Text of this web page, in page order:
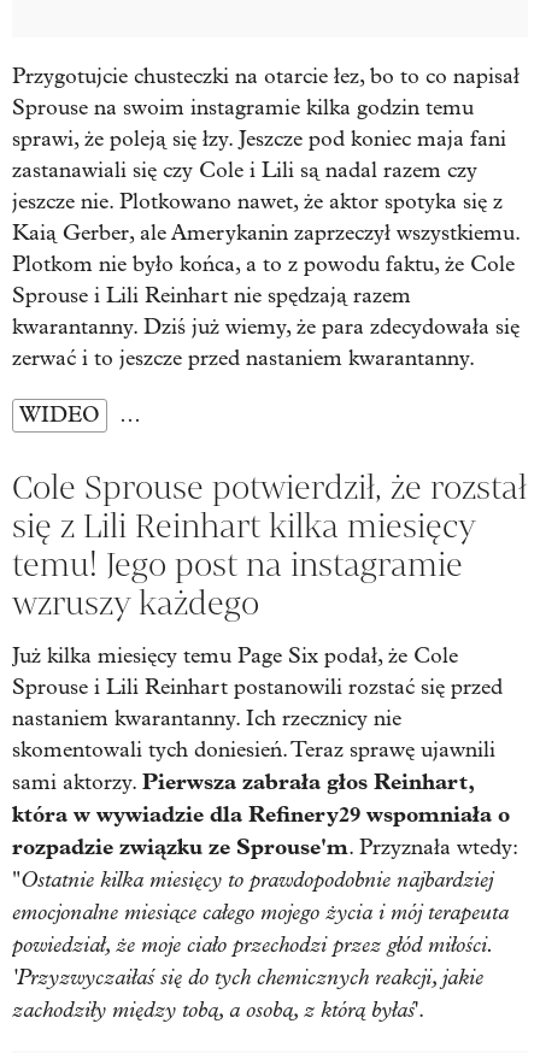
Przygotujcie chusteczki na otarcie łez, bo to co napisał
Sprouse na swoim instagramie kilka godzin temu
sprawi, że poleją się łzy. Jeszcze pod koniec maja fani
zastanawiali się czy Cole i Lili są nadal razem czy
jeszcze nie. Plotkowano nawet, że aktor spotyka się z
Kaią Gerber, ale Amerykanin zaprzeczył wszystkiemu.
Plotkom nie było końca, a to z powodu faktu, że Cole
Sprouse i Lili Reinhart nie spędzają razem
kwarantanny. Dziś już wiemy, że para zdecydowała się
zerwać i to jeszcze przed nastaniem kwarantanny.
WIDEO …
Cole Sprouse potwierdził, że rozstał
się z Lili Reinhart kilka miesięcy
temu! Jego post na instagramie
wzruszy każdego
Już kilka miesięcy temu Page Six podał, że Cole
Sprouse i Lili Reinhart postanowili rozstać się przed
nastaniem kwarantanny. Ich rzecznicy nie
skomentowali tych doniesień. Teraz sprawę ujawnili
sami aktorzy. Pierwsza zabrała głos Reinhart,
która w wywiadzie dla Refinery29 wspomniała o
rozpadzie związku ze Sprouse'm. Przyznała wtedy:
"Ostatnie kilka miesięcy to prawdopodobnie najbardziej
emocjonalne miesiące całego mojego życia i mój terapeuta
powiedział, że moje ciało przechodzi przez głód miłości.
'Przyzwyczaiłaś się do tych chemicznych reakcji, jakie
zachodziły między tobą, a osobą, z którą byłaś'.